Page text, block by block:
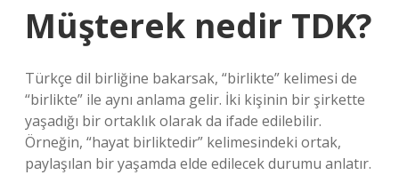
Müşterek nedir TDK?
Türkçe dil birliğine bakarsak, “birlikte” kelimesi de
“birlikte” ile aynı anlama gelir. İki kişinin bir şirkette
yaşadığı bir ortaklık olarak da ifade edilebilir.
Örneğin, “hayat birliktedir” kelimesindeki ortak,
paylaşılan bir yaşamda elde edilecek durumu anlatır.